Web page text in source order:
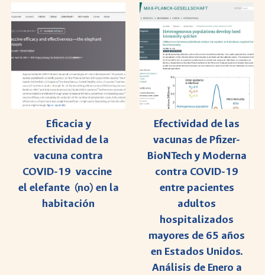
Eficacia y
efectividad de la
vacuna contra
COVID-19 vaccine
el elefante (no) en la
habitación
Efectividad de las
vacunas de Pfizer-
BioNTech y Moderna
contra COVID-19
entre pacientes
adultos
hospitalizados
mayores de 65 años
en Estados Unidos.
Análisis de Enero a